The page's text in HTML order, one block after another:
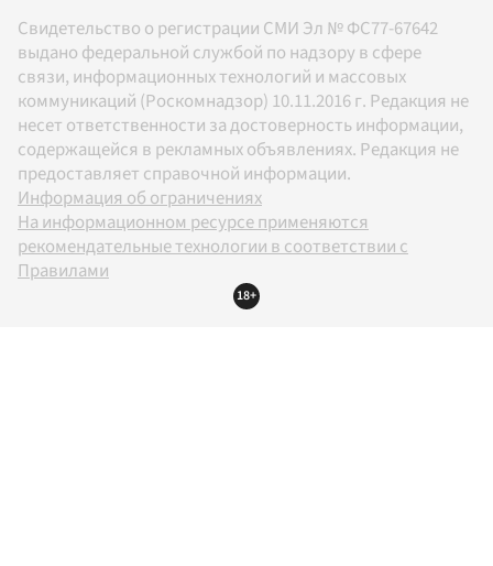
Свидетельство о регистрации СМИ Эл № ФС77-67642
выдано федеральной службой по надзору в сфере
связи, информационных технологий и массовых
коммуникаций (Роскомнадзор) 10.11.2016 г. Редакция не
несет ответственности за достоверность информации,
содержащейся в рекламных объявлениях. Редакция не
предоставляет справочной информации.
Информация об ограничениях
На информационном ресурсе применяются
рекомендательные технологии в соответствии с
Правилами
18+